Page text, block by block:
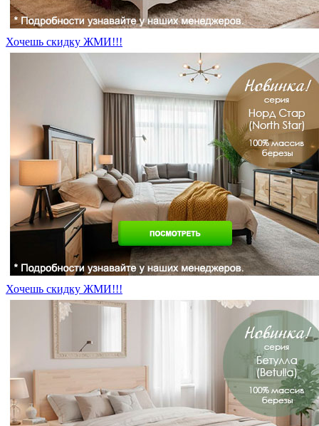
Хочешь скидку ЖМИ!!!
Хочешь скидку ЖМИ!!!